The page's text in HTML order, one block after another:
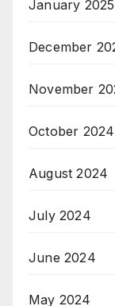
January 2025
December
November
October 2024
August 2024
July 2024
June 2024
May 2024